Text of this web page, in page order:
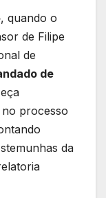
, quando o
de Filipe
de
de
processo
da